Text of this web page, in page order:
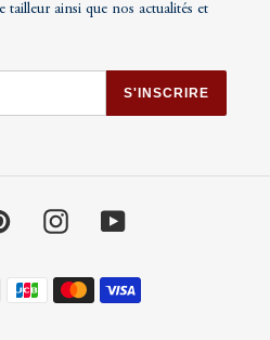
tailleur ainsi que nos actualités et
S'INSCRIRE
Pinterest Instagram
Moyens
de